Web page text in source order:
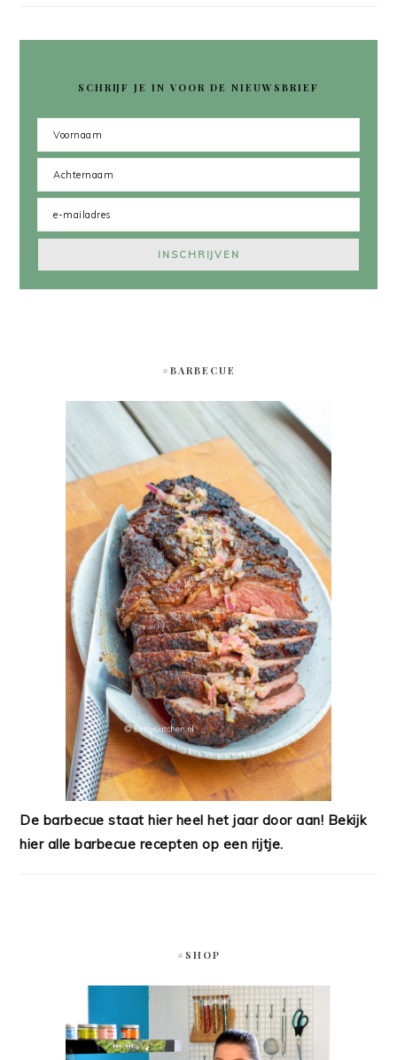
SCHRIJF JE IN VOOR DE NIEUWSBRIEF
#BARBECUE
De barbecue staat hier heel het jaar door aan! Bekijk
hier alle barbecue recepten op een rijtje.
#SHOP